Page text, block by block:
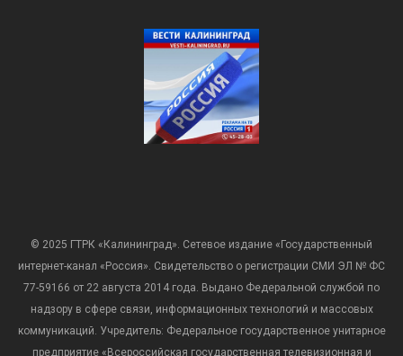
© 2025 ГТРК «Калининград». Сетевое издание «Государственный
интернет-канал «Россия». Свидетельство о регистрации СМИ ЭЛ № ФС
77-59166 от 22 августа 2014 года. Выдано Федеральной службой по
надзору в сфере связи, информационных технологий и массовых
коммуникаций. Учредитель: Федеральное государственное унитарное
предприятие «Всероссийская государственная телевизионная и